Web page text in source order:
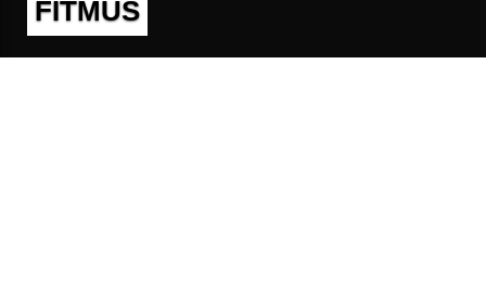
FITMUS